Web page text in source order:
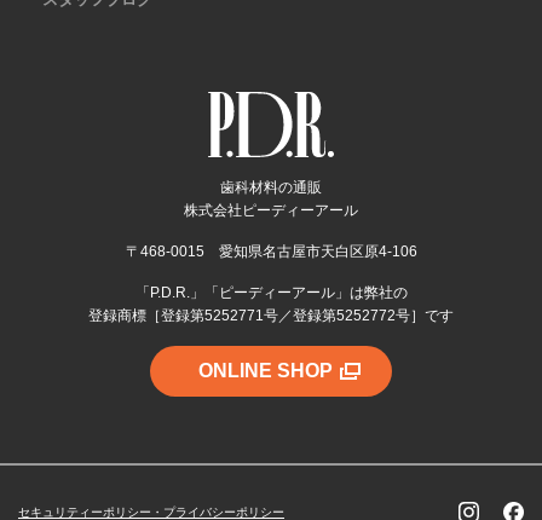
歯科材料の通販
株式会社ピーディーアール
〒468-0015 愛知県名古屋市天白区原4-106
「P.D.R.」「ピーディーアール」は弊社の
登録商標［登録第5252771号／登録第5252772号］です
ONLINE SHOP
セキュリティーポリシー・プライバシーポリシー